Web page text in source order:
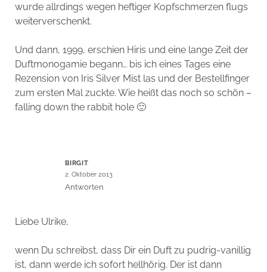
wurde allrdings wegen heftiger Kopfschmerzen flugs
weiterverschenkt.
Und dann, 1999, erschien Hiris und eine lange Zeit der
Duftmonogamie begann… bis ich eines Tages eine
Rezension von Iris Silver Mist las und der Bestellfinger
zum ersten Mal zuckte. Wie heißt das noch so schön –
falling down the rabbit hole 🙂
BIRGIT
2. Oktober 2013
Antworten
Liebe Ulrike,
wenn Du schreibst, dass Dir ein Duft zu pudrig-vanillig
ist, dann werde ich sofort hellhörig. Der ist dann